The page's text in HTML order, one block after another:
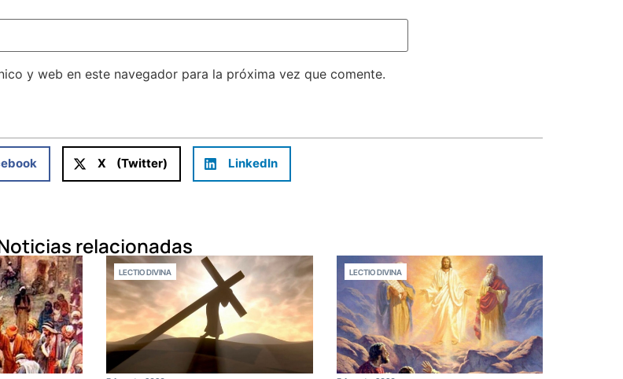
y web en este navegador para la próxima vez que comente.
X (Twitter) LinkedIn
relacionadas
LECTIO DIVINA LECTIO DIVINA